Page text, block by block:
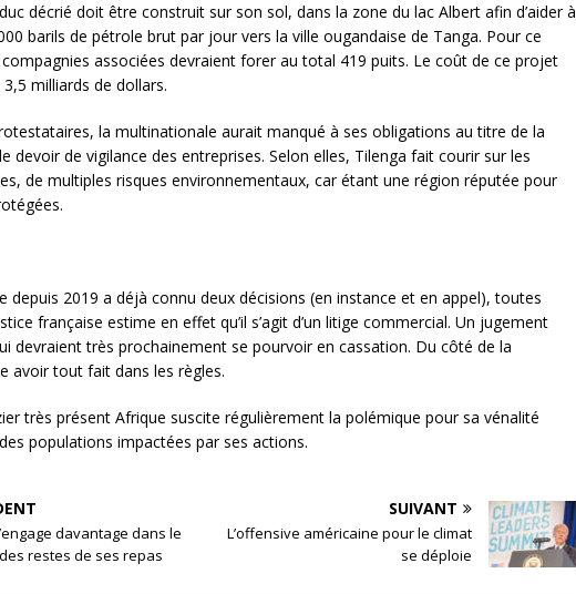
décrié doit être construit sur son sol, dans la zone du lac Albert afin d’aider à
barils de pétrole brut par jour vers la ville ougandaise de Tanga. Pour ce
associées devraient forer au total 419 puits. Le coût de ce projet
milliards de dollars.
la multinationale aurait manqué à ses obligations au titre de la
devoir de vigilance des entreprises. Selon elles, Tilenga fait courir sur les
de multiples risques environnementaux, car étant une région réputée pour
depuis 2019 a déjà connu deux décisions (en instance et en appel), toutes
française estime en effet qu’il s’agit d’un litige commercial. Un jugement
devraient très prochainement se pourvoir en cassation. Du côté de la
avoir tout fait dans les règles.
très présent Afrique suscite régulièrement la polémique pour sa vénalité
populations impactées par ses actions.
davantage dans le
restes de ses repas
SUIVANT
L’offensive américaine pour le climat
se déploie